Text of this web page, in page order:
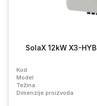
SolaX 12kW X3-
Kod
Model
Težina
Dimenzije proizvoda